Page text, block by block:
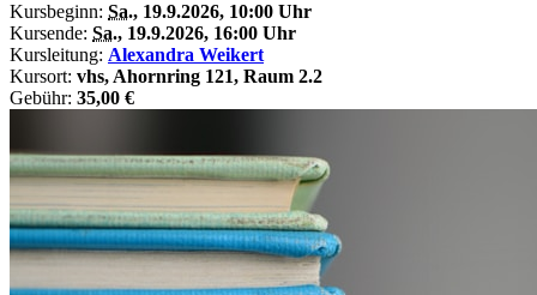
Kursbeginn: Sa., 19.9.2026, 10:00 Uhr
Kursende: Sa., 19.9.2026, 16:00 Uhr
Kursleitung: Alexandra Weikert
Kursort: vhs, Ahornring 121, Raum 2.2
Gebühr: 35,00 €